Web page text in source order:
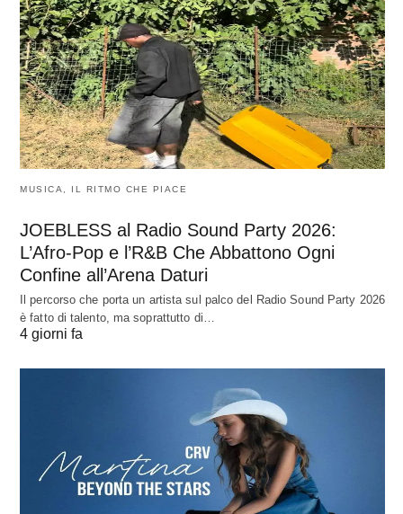
MUSICA, IL RITMO CHE PIACE
JOEBLESS al Radio Sound Party 2026:
L’Afro-Pop e l’R&B Che Abbattono Ogni
Confine all’Arena Daturi
Il percorso che porta un artista sul palco del Radio Sound Party 2026
è fatto di talento, ma soprattutto di…
4 giorni fa